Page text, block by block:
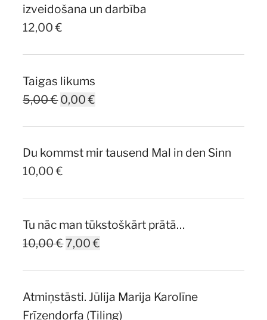
izveidošana un darbība
12,00€
Taigas likums
5,00€Original
5,00 €.
0,00€
0,00 €.
Du kommst mir tausend Mal in den Sinn
10,00€
Tu nāc man tūkstoškārt prātā…
10,00€Original
10,00 €.
7,00€
7,00 €.
Atmiņstāsti. Jūlija Marija Karolīne
Frīzendorfa (Tiling)